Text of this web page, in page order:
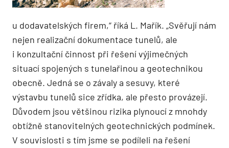
u dodavatelských firem,“ říká L. Mařík. „Svěřují nám
nejen realizační dokumentace tunelů, ale
i konzultační činnost při řešení výjimečných
situací spojených s tunelařinou a geotechnikou
obecně. Jedná se o závaly a sesuvy, které
výstavbu tunelů sice zřídka, ale přesto provázejí.
Důvodem jsou většinou rizika plynoucí z mnohdy
obtížně stanovitelných geotechnických podmínek.
V souvislosti s tím jsme se podíleli na řešení